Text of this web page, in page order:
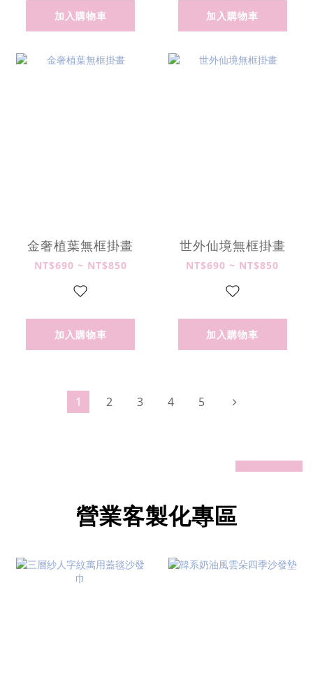
加入購物車 加入購物車
金奢植葉無框掛畫
NT$690 ~ NT$850
加入購物車
世外仙境無框掛畫
NT$690 ~ NT$850
加入購物車
1 2 3 4 5
prev next
營業客製化專區